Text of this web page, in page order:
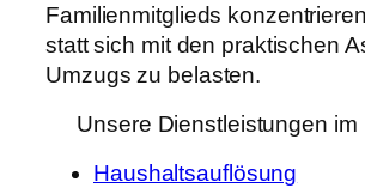
Familienmitglieds
statt sich mit den praktischen
Umzugs zu belasten.
Unsere Dienstleistungen im
Haushaltsauflösung